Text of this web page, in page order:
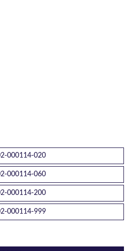
000114-020
000114-060
000114-200
000114-999